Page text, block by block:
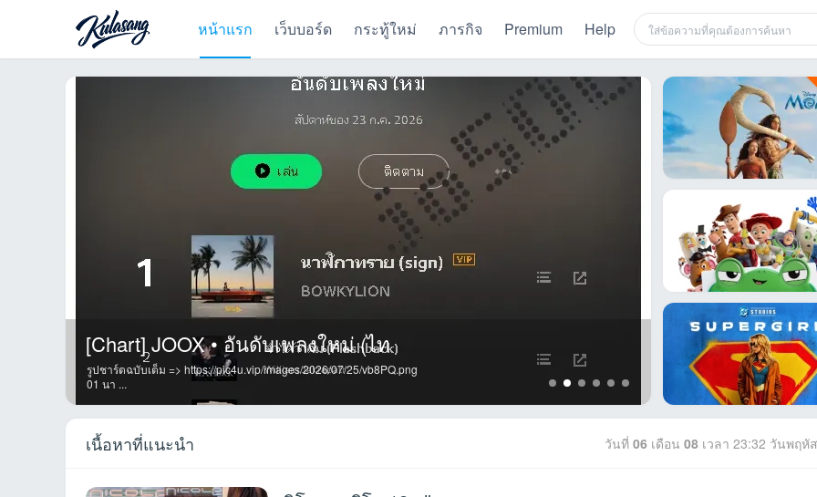
หน้าแรก เว็บบอร์ด กระทู้ใหม่ ภารกิจ Premium Help
[Chart] JOOX • อันดับเพลงใหม่ (ไท
รูปชาร์ตฉบับเต็ม => https://pic4u.vip/images/2026/07/25/vb8PQ.png
01 นา ...
[Chart] JOOX
รูปชาร์ตฉบับเต็ม => https://
001 เ ...
เนื้อหาที่แนะนำ วันที่ 06 เดือน 08 เวลา 23:32 วันพฤหั